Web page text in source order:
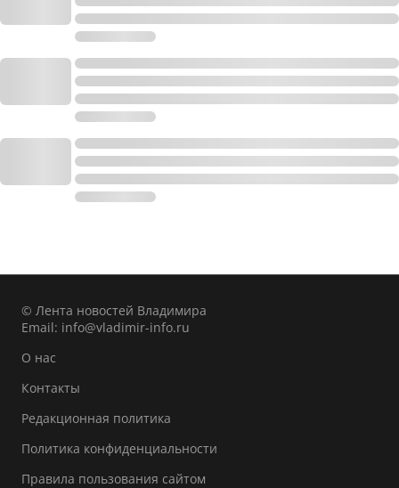
© Лента новостей Владимира
Email: info@vladimir-info.ru
О нас
Контакты
Редакционная политика
Политика конфиденциальности
Правила пользования сайтом